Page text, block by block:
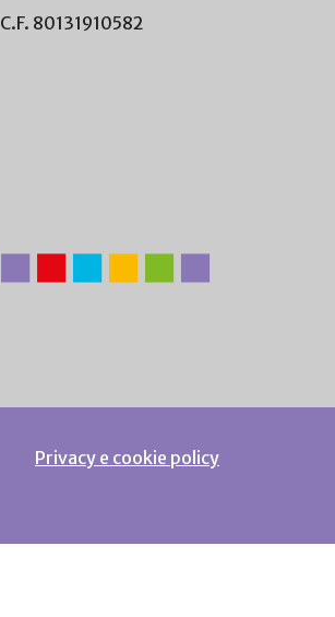
C.F. 80131910582
Privacy e cookie policy